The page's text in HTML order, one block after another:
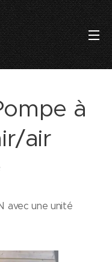
à
air
avec une unité